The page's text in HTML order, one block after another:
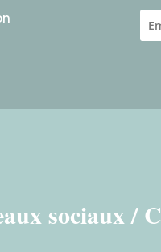
sociaux /